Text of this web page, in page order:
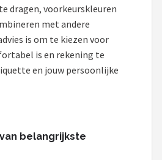
dragen, voorkeurskleuren
met andere
is om te kiezen voor
is en rekening te
en jouw persoonlijke
belangrijkste